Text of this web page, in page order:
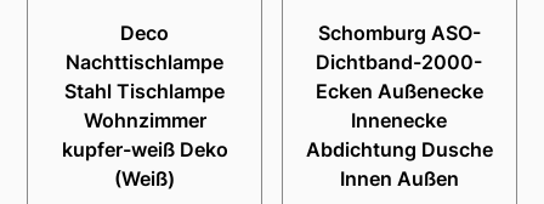
Deco
Nachttischlampe
Stahl Tischlampe
Wohnzimmer
kupfer-weiß Deko
(Weiß)
Schomburg ASO-
Dichtband-2000-
Ecken Außenecke
Innenecke
Abdichtung Dusche
Innen Außen